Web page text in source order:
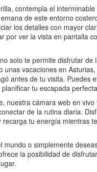
contempla el
de este entorno
los detalles con mayor
por ver la vista en pantalla
solo te permite disfrutar
unas vacaciones en
antes de tu visita. Puedes
tu escapada
nuestra cámara web en
de la rutina diaria.
tu energía mientras
mundo o simplemente
la posibilidad de